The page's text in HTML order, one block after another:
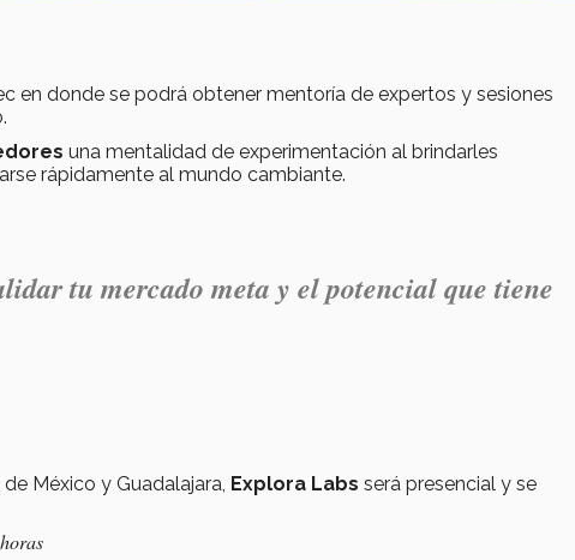
en donde se podrá obtener mentoría de expertos y sesiones
una mentalidad de experimentación al brindarles
rápidamente al mundo cambiante.
tu mercado meta y el potencial que tiene
México y Guadalajara, Explora Labs será presencial y se